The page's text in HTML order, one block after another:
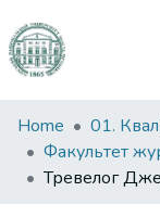
Communities
&
Collections
Home